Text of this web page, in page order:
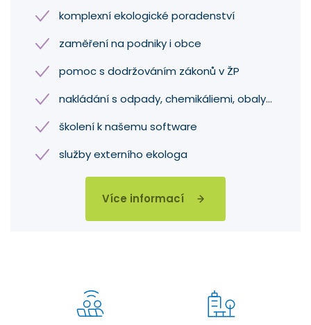
komplexní ekologické poradenství
zaměření na podniky i obce
pomoc s dodržováním zákonů v ŽP
nakládání s odpady, chemikáliemi, obaly…
školení k našemu software
služby externího ekologa
Více informací